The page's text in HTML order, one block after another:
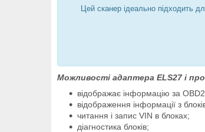
Цей сканер ідеально підходить
Можливості адаптера ELS27 і
відображає інформацію за
відображення інформації з
читання і запис VIN в блоках;
діагностика блоків;